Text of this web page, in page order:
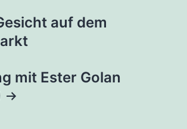
auf dem
mit Ester Golan